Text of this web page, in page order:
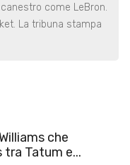
come LeBron.
La tribuna stampa
che
Tatum e...